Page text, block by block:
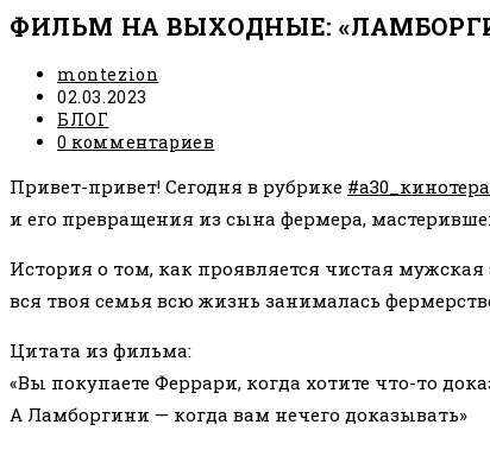
ФИЛЬМ НА ВЫХОДНЫЕ:
Автор
записи:
montezion
Запись
опубликована:
02.03.2023
Рубрика
записи:
БЛОГ
Комментарии
записи:
0 комментариев
Привет-привет! Сегодня в рубрике
и его превращения из сына фермера,
История о том, как проявляется чистая
вся твоя семья всю жизнь занималась
Цитата из фильма:
«Вы покупаете Феррари, когда хотите что-то
А Ламборгини — когда вам нечего доказывать»